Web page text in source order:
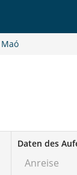
Maó
Daten des